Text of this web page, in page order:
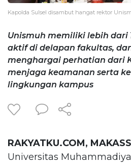
Kapolda Sulsel disambut hangat rektor
Unismuh memiliki lebih dari
aktif di delapan fakultas,
menghargai perhatian dari
menjaga keamanan serta
lingkungan kampus
RAKYATKU.COM,
Universitas